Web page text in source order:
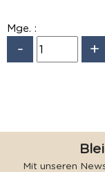
Mge. :
- +
Mit unseren